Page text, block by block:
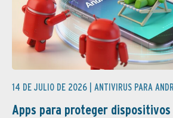
14 DE JULIO DE 2026 | ANTIVIRUS PARA
Apps para proteger